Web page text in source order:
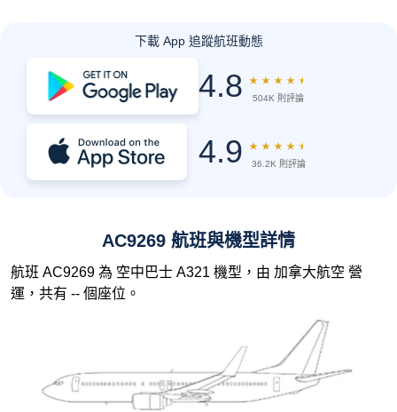
下載 App 追蹤航班動態
4.8 ★ ★ ★ ★ ★
504K 則評論
4.9 ★ ★ ★ ★ ★
36.2K 則評論
AC9269 航班與機型詳情
航班 AC9269 為 空中巴士 A321 機型，由 加拿大航空 營
運，共有 -- 個座位。